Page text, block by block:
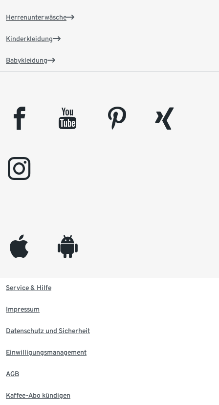
Herrenunterwäsche
Kinderkleidung
Babykleidung
facebook youtube pinterest
xing
instagram
appleinc android
Service & Hilfe
Impressum
Datenschutz und Sicherheit
Einwilligungsmanagement
AGB
Kaffee-Abo kündigen